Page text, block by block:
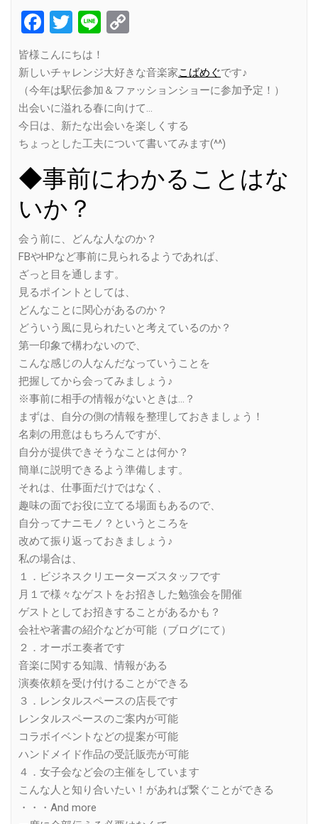
Facebook
Twitter
Line
皆様こんにちは！
新しいチャレンジ大好きな音楽家こばめぐです♪
（今年は駅伝参加＆ファッションショーに参加予定！）
出会いに溢れる春に向けて…
今日は、新たな出会いを楽しくする
ちょっとした工夫について書いてみます(^^)
◆事前にわかることはな
いか？
会う前に、どんな人なのか？
FBやHPなど事前に見られるようであれば、
ざっと目を通します。
見るポイントとしては、
どんなことに関心があるのか？
どういう風に見られたいと考えているのか？
第一印象で構わないので、
こんな感じの人なんだなっていうことを
把握してから会ってみましょう♪
※事前に相手の情報がないときは…？
まずは、自分の側の情報を整理しておきましょう！
名刺の用意はもちろんですが、
自分が提供できそうなことは何か？
簡単に説明できるよう準備します。
それは、仕事面だけではなく、
趣味の面でお役に立てる場面もあるので、
自分ってナニモノ？というところを
改めて振り返っておきましょう♪
私の場合は、
１．ビジネスクリエーターズスタッフです
月１で様々なゲストをお招きした勉強会を開催
ゲストとしてお招きすることがあるかも？
会社や著書の紹介などが可能（ブログにて）
２．オーボエ奏者です
音楽に関する知識、情報がある
演奏依頼を受け付けることができる
３．レンタルスペースの店長です
レンタルスペースのご案内が可能
コラボイベントなどの提案が可能
ハンドメイド作品の受託販売が可能
４．女子会など会の主催をしています
こんな人と知り合いたい！があれば繋ぐことができる
・・・And more